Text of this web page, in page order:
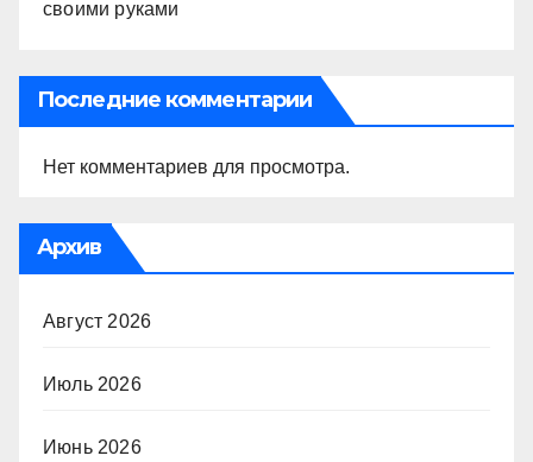
своими руками
Последние комментарии
Нет комментариев для просмотра.
Архив
Август 2026
Июль 2026
Июнь 2026